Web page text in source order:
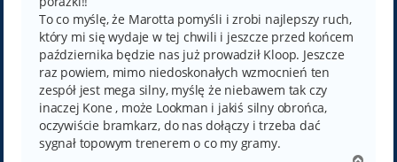
To co myślę, że Marotta pomyśli i zrobi najlepszy ruch,
który mi się wydaje w tej chwili i jeszcze przed końcem
października będzie nas już prowadził Kloop. Jeszcze
raz powiem, mimo niedoskonałych wzmocnień ten
zespół jest mega silny, myślę że niebawem tak czy
inaczej Kone , może Lookman i jakiś silny obrońca,
oczywiście bramkarz, do nas dołączy i trzeba dać
sygnał topowym trenerem o co my gramy.